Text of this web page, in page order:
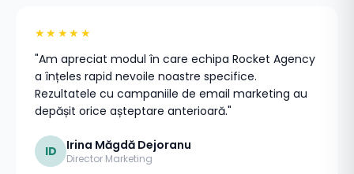
★★★★★
"Am apreciat modul în care echipa Rocket Agency
a înțeles rapid nevoile noastre specifice.
Rezultatele cu campaniile de email marketing au
depășit orice așteptare anterioară."
ID Irina Măgdă Dejoranu
Director Marketing